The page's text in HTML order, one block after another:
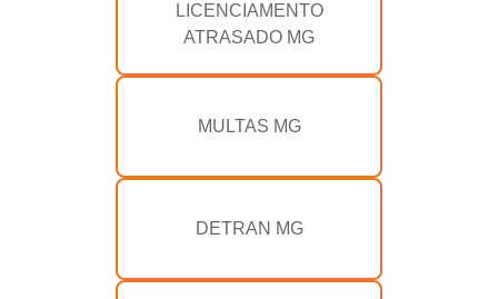
LICENCIAMENTO
ATRASADO MG
MULTAS MG
DETRAN MG